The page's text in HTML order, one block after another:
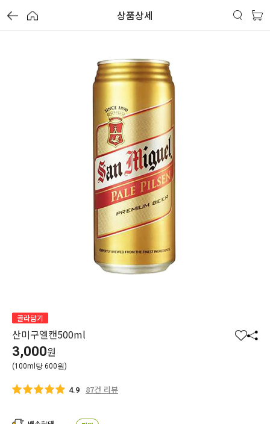
상품상세
골라담기
산미구엘캔500ml
찜 공
3,000원
(100ml당 600원)
4.9 87건 리뷰
할
인
전
가
격
가
격
별
5
개
만
점